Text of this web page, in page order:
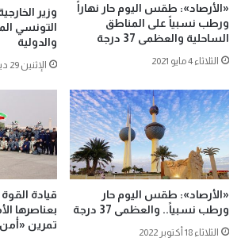
«الأرصاد»: طقس اليوم حار نهاراً
ورطب نسبياً على المناطق
الساحلية والعظمى 37 درجة
الثلاثاء 4 مايو 2021
وزير
التونسي
والدولية
الإثنين 29 ديسمبر 2025
«الأرصاد»: طقس اليوم حار
ورطب نسبياً.. والعظمى 37 درجة
الثلاثاء 18 أكتوبر 2022
قيادة
بعناصرها
تمرين «أمن